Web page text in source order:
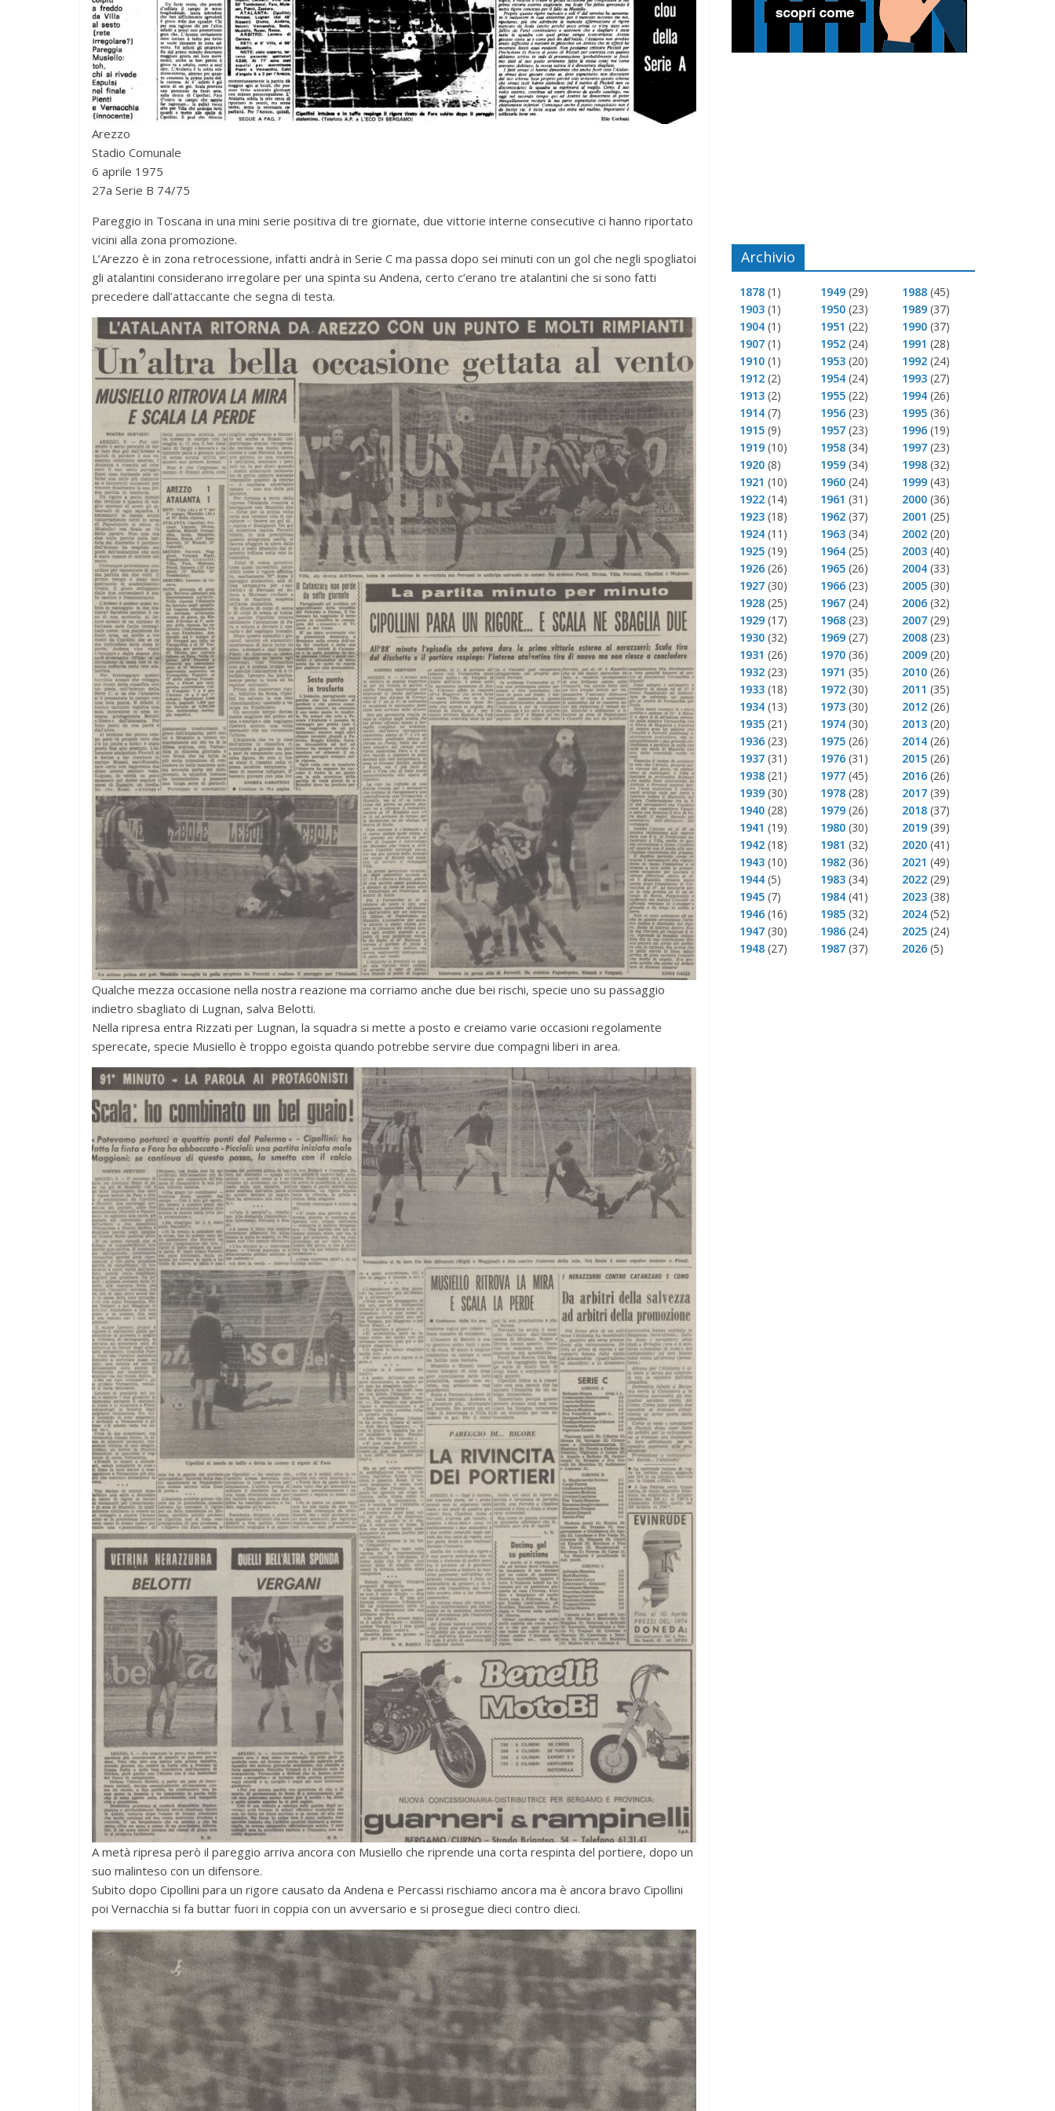
Arezzo
Stadio Comunale
6 aprile 1975
27a Serie B 74/75
Pareggio in Toscana in una mini serie positiva di tre giornate, due vittorie interne consecutive ci hanno riportato
vicini alla zona promozione.
L’Arezzo è in zona retrocessione, infatti andrà in Serie C ma passa dopo sei minuti con un gol che negli spogliatoi
gli atalantini considerano irregolare per una spinta su Andena, certo c’erano tre atalantini che si sono fatti
precedere dall’attaccante che segna di testa.
Qualche mezza occasione nella nostra reazione ma corriamo anche due bei rischi, specie uno su passaggio
indietro sbagliato di Lugnan, salva Belotti.
Nella ripresa entra Rizzati per Lugnan, la squadra si mette a posto e creiamo varie occasioni regolamente
sperecate, specie Musiello è troppo egoista quando potrebbe servire due compagni liberi in area.
A metà ripresa però il pareggio arriva ancora con Musiello che riprende una corta respinta del portiere, dopo un
suo malinteso con un difensore.
Subito dopo Cipollini para un rigore causato da Andena e Percassi rischiamo ancora ma è ancora bravo Cipollini
poi Vernacchia si fa buttar fuori in coppia con un avversario e si prosegue dieci contro dieci.
Archivio
1878 (1)
1903 (1)
1904 (1)
1907 (1)
1910 (1)
1912 (2)
1913 (2)
1914 (7)
1915 (9)
1919 (10)
1920 (8)
1921 (10)
1922 (14)
1923 (18)
1924 (11)
1925 (19)
1926 (26)
1927 (30)
1928 (25)
1929 (17)
1930 (32)
1931 (26)
1932 (23)
1933 (18)
1934 (13)
1935 (21)
1936 (23)
1937 (31)
1938 (21)
1939 (30)
1940 (28)
1941 (19)
1942 (18)
1943 (10)
1944 (5)
1945 (7)
1946 (16)
1947 (30)
1948 (27)
1949 (29)
1950 (23)
1951 (22)
1952 (24)
1953 (20)
1954 (24)
1955 (22)
1956 (23)
1957 (23)
1958 (34)
1959 (34)
1960 (24)
1961 (31)
1962 (37)
1963 (34)
1964 (25)
1965 (26)
1966 (23)
1967 (24)
1968 (23)
1969 (27)
1970 (36)
1971 (35)
1972 (30)
1973 (30)
1974 (30)
1975 (26)
1976 (31)
1977 (45)
1978 (28)
1979 (26)
1980 (30)
1981 (32)
1982 (36)
1983 (34)
1984 (41)
1985 (32)
1986 (24)
1987 (37)
1988(45)
1989(37)
1990(37)
1991 (28)
1992(24)
1993(27)
1994(26)
1995(36)
1996(19)
1997(23)
1998(32)
1999(43)
2000(36)
2001 (25)
2002(20)
2003(40)
2004(33)
2005(30)
2006(32)
2007(29)
2008(23)
2009(20)
2010(26)
2011 (35)
2012(26)
2013(20)
2014(26)
2015(26)
2016(26)
2017(39)
2018(37)
2019(39)
2020(41)
2021 (49)
2022(29)
2023(38)
2024(52)
2025(24)
2026(5)